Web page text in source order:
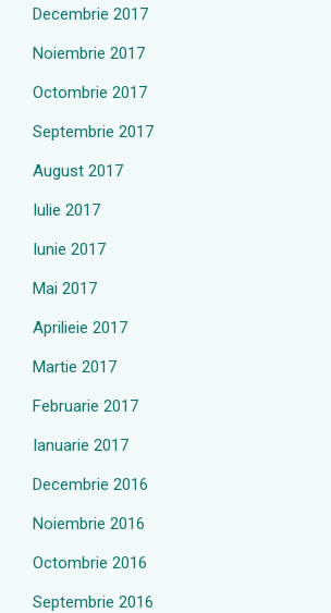
Decembrie 2017
Noiembrie 2017
Octombrie 2017
Septembrie 2017
August 2017
Iulie 2017
Iunie 2017
Mai 2017
Aprilieie 2017
Martie 2017
Februarie 2017
Ianuarie 2017
Decembrie 2016
Noiembrie 2016
Octombrie 2016
Septembrie 2016